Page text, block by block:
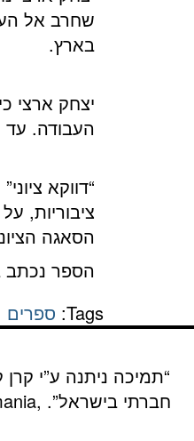
שחרב אל
בארץ.
יצחק ארצי
העבודה. עד
“דווקא
ציבוריות,
הסאגה
הספר נכתב
Tags: ספרים
“תמיכה ניתנה ע”י
חברתי בישראל”.